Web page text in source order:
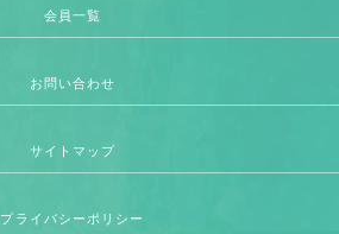
会員一覧
お問い合わせ
サイトマップ
プライバシーポリシー